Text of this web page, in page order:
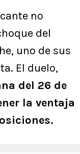
no
del
uno de sus
El duelo,
del 26 de
la ventaja